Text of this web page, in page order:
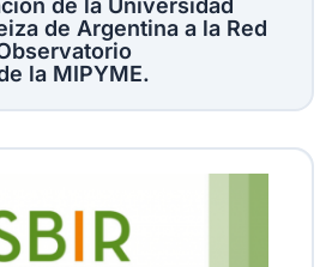
de la Universidad
de Argentina a la Red
la MIPYME.